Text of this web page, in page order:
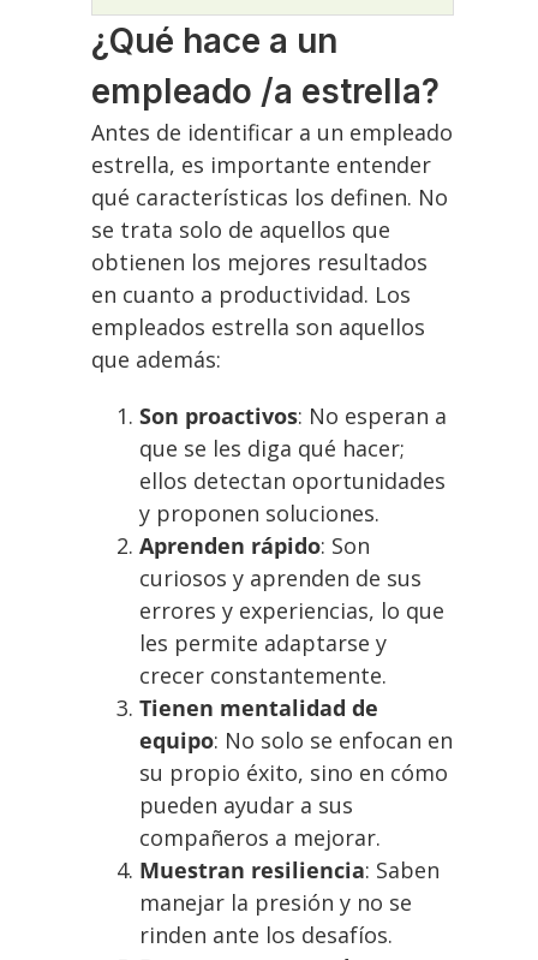
¿Qué hace a un
empleado /a estrella?
Antes de identificar a un empleado
estrella, es importante entender
qué características los definen. No
se trata solo de aquellos que
obtienen los mejores resultados
en cuanto a productividad. Los
empleados estrella son aquellos
que además:
Son proactivos: No esperan a
que se les diga qué hacer;
ellos detectan oportunidades
y proponen soluciones.
Aprenden rápido: Son
curiosos y aprenden de sus
errores y experiencias, lo que
les permite adaptarse y
crecer constantemente.
Tienen mentalidad de
equipo: No solo se enfocan en
su propio éxito, sino en cómo
pueden ayudar a sus
compañeros a mejorar.
Muestran resiliencia: Saben
manejar la presión y no se
rinden ante los desafíos.